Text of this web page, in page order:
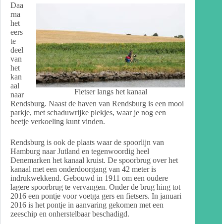
Fietser langs het kanaal
Daa
rna
het
eers
te
deel
van
het
kan
aal
naar
Rendsburg. Naast de haven van Rendsburg is een mooi
parkje, met schaduwrijke plekjes, waar je nog een
beetje verkoeling kunt vinden.
Rendsburg is ook de plaats waar de spoorlijn van
Hamburg naar Jutland en tegenwoordig heel
Denemarken het kanaal kruist. De spoorbrug over het
kanaal met een onderdoorgang van 42 meter is
indrukwekkend. Gebouwd in 1911 om een oudere
lagere spoorbrug te vervangen. Onder de brug hing tot
2016 een pontje voor voetga gers en fietsers. In januari
2016 is het pontje in aanvaring gekomen met een
zeeschip en onherstelbaar beschadigd.